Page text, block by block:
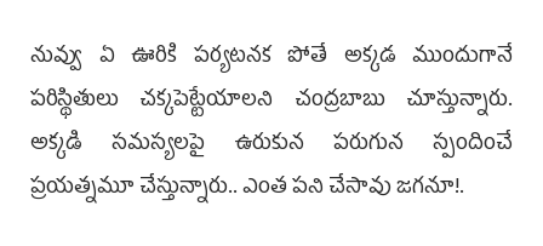
నువ్వు ఏ ఊరికి పర్యటనక పోతే అక్కడ ముందుగానే
పరిస్థితులు చక్కపెట్టేయాలని చంద్రబాబు చూస్తున్నారు.
అక్కడి సమస్యలపై ఉరుకున పరుగున స్పందించే
ప్రయత్నమూ చేస్తున్నారు.. ఎంత పని చేసావు జగనూ!.